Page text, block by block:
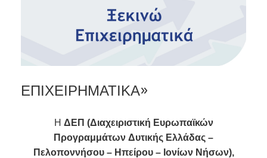
ΕΠΙΧΕΙΡΗΜΑΤΙΚΑ»
Η ΔΕΠ (Διαχειριστική Ευρωπαϊκών
Προγραμμάτων Δυτικής Ελλάδας –
Πελοποννήσου – Ηπείρου – Ιονίων Νήσων),